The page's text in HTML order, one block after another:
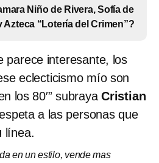
Niño de Rivera, Sofía de
Azteca “Lotería del Crimen”?
parece interesante, los
eclecticismo mío son
los 80′” subraya Cristian
a las personas que
línea.
en un estilo, vende mas